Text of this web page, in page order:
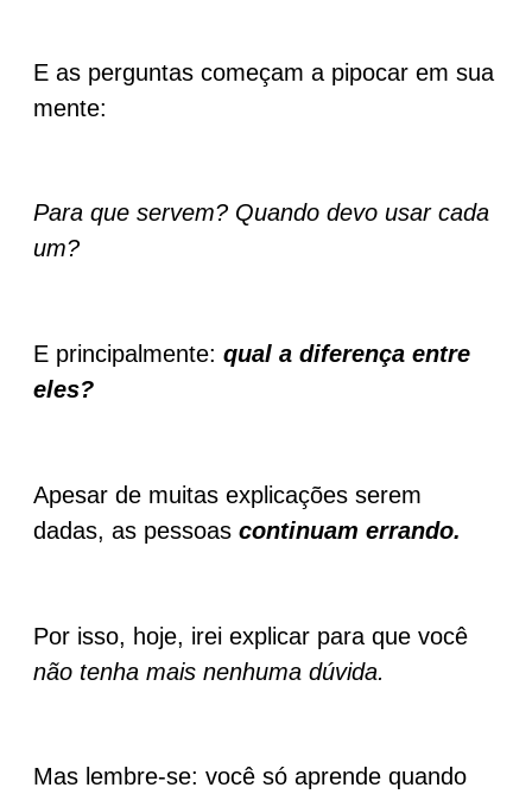
E as perguntas começam a pipocar em sua
mente:
Para que servem? Quando devo usar cada
um?
E principalmente: qual a diferença entre
eles?
Apesar de muitas explicações serem
dadas, as pessoas continuam errando.
Por isso, hoje, irei explicar para que você
não tenha mais nenhuma dúvida.
Mas lembre-se: você só aprende quando